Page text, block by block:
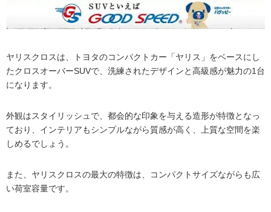
ヤリスクロスは、トヨタのコンパクトカー「ヤリス」をベースにし
たクロスオーバーSUVで、洗練されたデザインと高級感が魅力の1台
になります。
外観はスタイリッシュで、都会的な印象を与える造形が特徴となっ
ており、インテリアもシンプルながら質感が高く、上質な空間を楽
しめるでしょう。
また、ヤリスクロスの最大の特徴は、コンパクトサイズながらも広
い荷室容量です。